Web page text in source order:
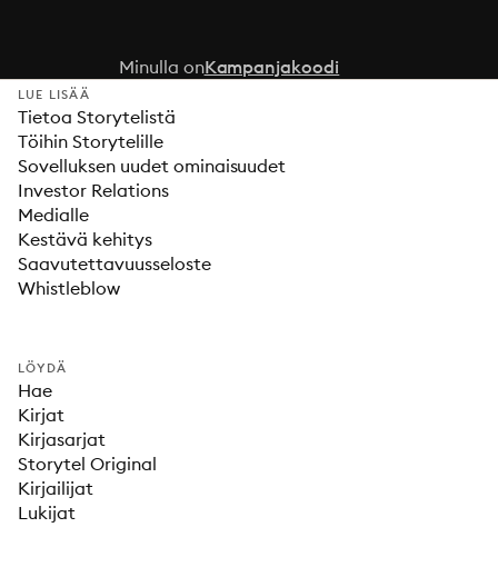
Minulla onKampanjakoodi
LUE LISÄÄ
Tietoa Storytelistä
Töihin Storytelille
Sovelluksen uudet ominaisuudet
Investor Relations
Medialle
Kestävä kehitys
Saavutettavuusseloste
Whistleblow
LÖYDÄ
Hae
Kirjat
Kirjasarjat
Storytel Original
Kirjailijat
Lukijat